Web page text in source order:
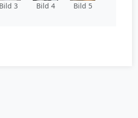
Bild 3 Bild 4 Bild 5